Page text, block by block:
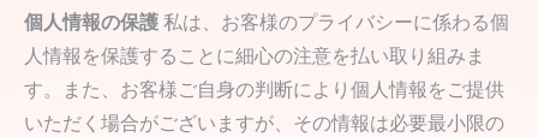
個人情報の保護 私は、お客様のプライバシーに係わる個
人情報を保護することに細心の注意を払い取り組みま
す。また、お客様ご自身の判断により個人情報をご提供
いただく場合がございますが、その情報は必要最小限の